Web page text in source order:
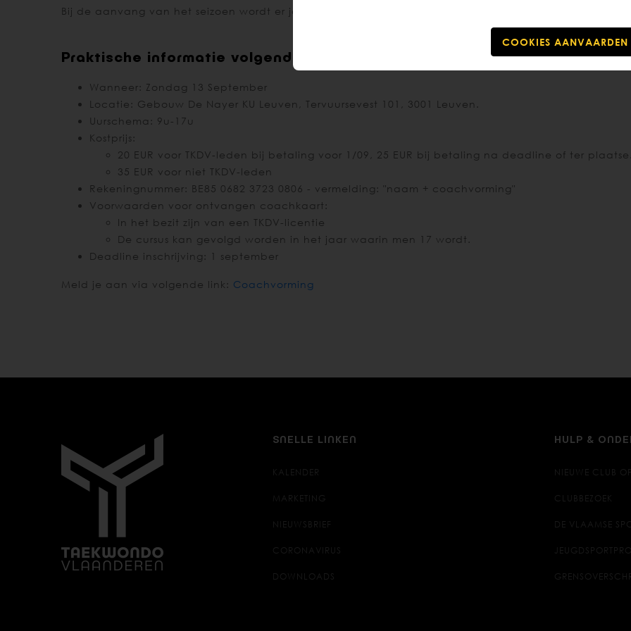
Bij de aanvang van het seizoen wordt er jaarlijks een coachcursus georganiseerd.
Praktische informatie volgende editie
Wanneer: Zondag 13 September
Locatie: Gebouw De Nayer KU Leuven, Tervuursevest 101, 3001 Leuven.
Uurschema: 9u-17u
Kostprijs:
20 EUR voor TKDV-leden bij betaling voor 1/09, 25 EUR bij betaling na deadline of ter
35 EUR voor niet TKDV-leden
Rekeningnummer: BE85 0682 3723 0806 - vermelding: "naam + coachvorming"
Voorwaarden voor ontvangen coachkaart:
In het bezit zijn van een TKDV-licentie
De cursus kan gevolgd worden in het jaar waarin men 17 wordt.
Deadline inschrijving: 1 september
Meld je aan via volgende link: Coachvorming
SNELLE LINKEN
KALENDER
MARKETING
NIEUWSBRIEF
CORONAVIRUS
DOWNLOADS
HULP &
NIEUWE CLUB
CLUBBEZOEK
DE VLAAMSE